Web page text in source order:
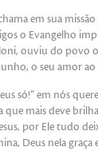
em sua missão
o Evangelho
ouviu do povo
o seu amor ao
só!” em nós
que mais deve
por Ele tudo
Deus nela